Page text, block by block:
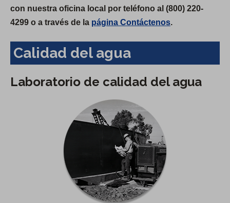
con nuestra oficina local por teléfono al (800) 220-
4299 o a través de la página Contáctenos.
Calidad del agua
Laboratorio de calidad del agua